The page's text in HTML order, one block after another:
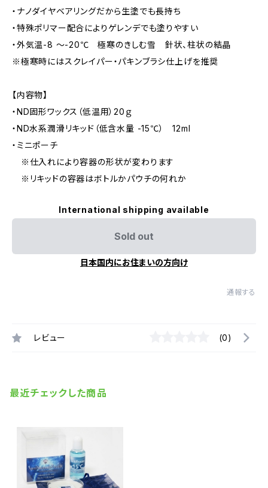
・ナノダイヤベアリングだから生塗でも長持ち
・特殊ポリマー配合によりゲレンデでも塗りやすい
・外気温-8 ～-20℃ 極寒のきしむ雪 針状、柱状の結晶
※極寒時にはスクレイパー・パキンブラシ仕上げを推奨
【内容物】
・ND固形ワックス（低温用）20ｇ
・ND水系潤滑リキッド（低含水量 -15℃） 12ml
・ミニポーチ
※仕入れにより容器の形状が変わります
※リキッドの容器はボトルかパウチの何れか
International shipping available
Sold out
日本国内にお住まいの方向け
通報する
レビュー (0)
最近チェックした商品